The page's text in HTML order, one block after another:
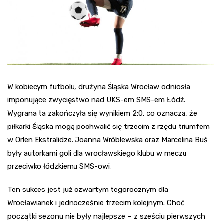
W kobiecym futbolu, drużyna Śląska Wrocław odniosła
imponujące zwycięstwo nad UKS-em SMS-em Łódź.
Wygrana ta zakończyła się wynikiem 2:0, co oznacza, że
piłkarki Śląska mogą pochwalić się trzecim z rzędu triumfem
w Orlen Ekstralidze. Joanna Wróblewska oraz Marcelina Buś
były autorkami goli dla wrocławskiego klubu w meczu
przeciwko łódzkiemu SMS-owi.
Ten sukces jest już czwartym tegorocznym dla
Wrocławianek i jednocześnie trzecim kolejnym. Choć
początki sezonu nie były najlepsze – z sześciu pierwszych